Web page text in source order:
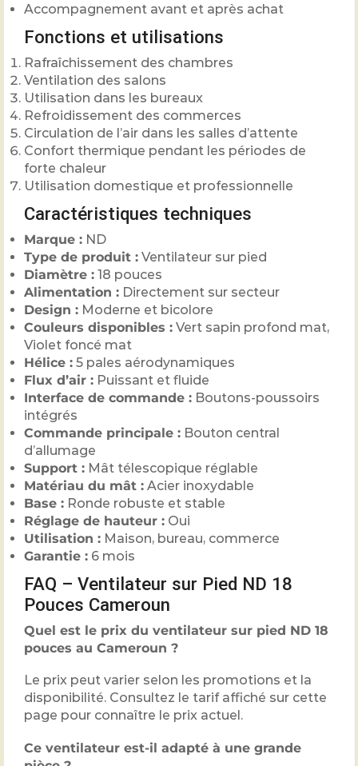
Accompagnement avant et après achat
Fonctions et utilisations
Rafraîchissement des chambres
Ventilation des salons
Utilisation dans les bureaux
Refroidissement des commerces
Circulation de l’air dans les salles d’attente
Confort thermique pendant les périodes de
forte chaleur
Utilisation domestique et professionnelle
Caractéristiques techniques
Marque : ND
Type de produit : Ventilateur sur pied
Diamètre : 18 pouces
Alimentation : Directement sur secteur
Design : Moderne et bicolore
Couleurs disponibles : Vert sapin profond mat,
Violet foncé mat
Hélice : 5 pales aérodynamiques
Flux d’air : Puissant et fluide
Interface de commande : Boutons-poussoirs
intégrés
Commande principale : Bouton central
d’allumage
Support : Mât télescopique réglable
Matériau du mât : Acier inoxydable
Base : Ronde robuste et stable
Réglage de hauteur : Oui
Utilisation : Maison, bureau, commerce
Garantie : 6 mois
FAQ – Ventilateur sur Pied ND 18
Pouces Cameroun
Quel est le prix du ventilateur sur pied ND 18
pouces au Cameroun ?
Le prix peut varier selon les promotions et la
disponibilité. Consultez le tarif affiché sur cette
page pour connaître le prix actuel.
Ce ventilateur est-il adapté à une grande